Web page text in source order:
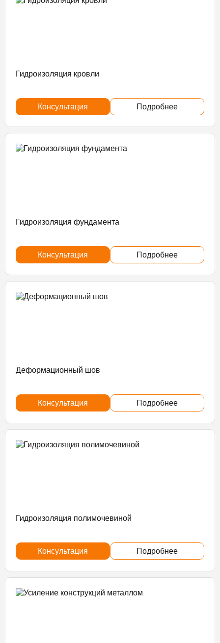
Гидроизоляция кровли
Консультация Подробнее
Гидроизоляция фундамента
Консультация Подробнее
Деформационный шов
Консультация Подробнее
Гидроизоляция полимочевиной
Консультация Подробнее